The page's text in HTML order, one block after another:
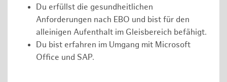
Du erfüllst die gesundheitlichen
Anforderungen nach EBO und bist für den
alleinigen Aufenthalt im Gleisbereich befähigt.
Du bist erfahren im Umgang mit Microsoft
Office und SAP.